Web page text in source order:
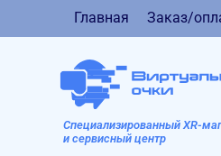
Главная Заказ/
Специализированный XR-
и сервисный центр